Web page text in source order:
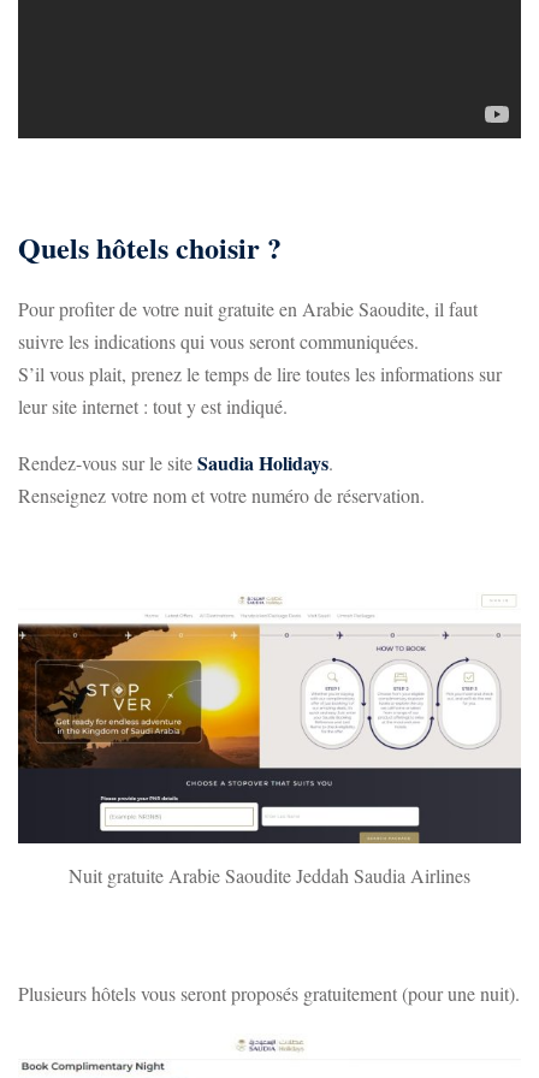
Quels hôtels choisir ?
Pour profiter de votre nuit gratuite en Arabie Saoudite, il faut
suivre les indications qui vous seront communiquées.
S’il vous plait, prenez le temps de lire toutes les informations sur
leur site internet : tout y est indiqué.
Rendez-vous sur le siteSaudia Holidays.
Renseignez votre nom et votre numéro de réservation.
Nuit gratuite Arabie Saoudite Jeddah Saudia Airlines
Plusieurs hôtels vous seront proposés gratuitement (pour une nuit).